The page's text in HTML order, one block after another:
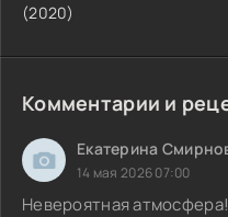
(2020)
Комментарии и
Екатерина
14 мая 2026 07:00
Невероятная